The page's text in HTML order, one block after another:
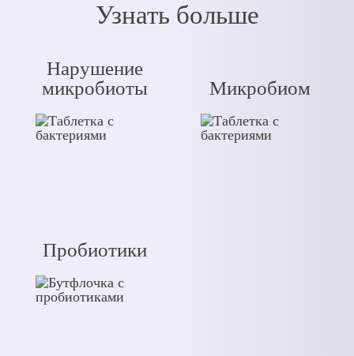
Узнать больше
Нарушение
микробиоты
Микробиом
Пробиотики